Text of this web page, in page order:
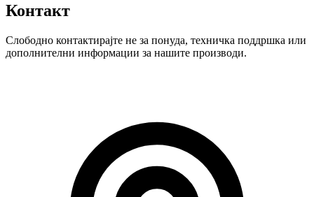
Контакт
Слободно контактирајте не за понуда, техничка поддршка или
дополнителни информации за нашите производи.